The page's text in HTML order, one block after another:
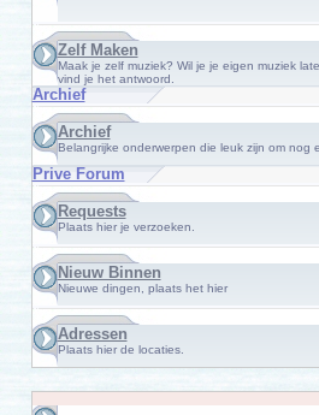
Zelf Maken
Maak je zelf muziek? Wil je je eigen muziek
vind je het antwoord.
Archief
Archief
Belangrijke onderwerpen die leuk zijn om nog
Prive Forum
Requests
Plaats hier je verzoeken.
Nieuw Binnen
Nieuwe dingen, plaats het hier
Adressen
Plaats hier de locaties.